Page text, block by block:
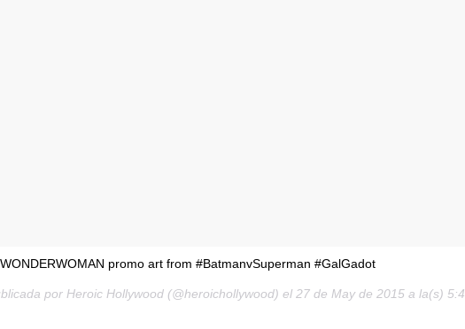
promo art from #BatmanvSuperman #GalGadot
por Heroic Hollywood (@heroichollywood) el 27 de May de 2015 a la(s) 5:40 PDT